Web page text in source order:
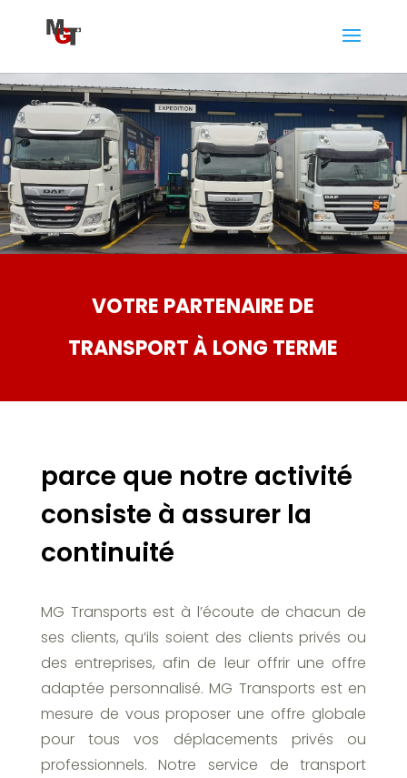
VOTRE PARTENAIRE DE
TRANSPORT À LONG TERME
parce que notre activité
consiste à assurer la
continuité
MG Transports est à l’écoute de chacun de
ses clients, qu’ils soient des clients privés ou
des entreprises, afin de leur offrir une offre
adaptée personnalisé. MG Transports est en
mesure de vous proposer une offre globale
pour tous vos déplacements privés ou
professionnels. Notre service de transport